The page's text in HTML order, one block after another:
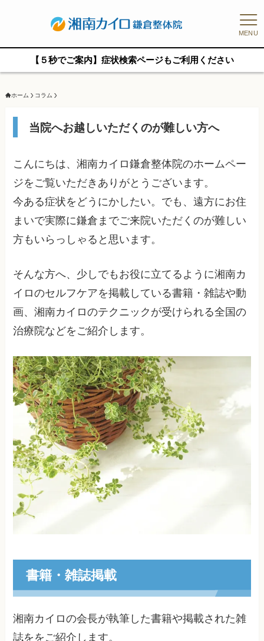
MENU
【５秒でご案内】症状検索ページもご利用ください
ホーム コラム
当院へお越しいただくのが難しい方へ
こんにちは、湘南カイロ鎌倉整体院のホームペー
ジをご覧いただきありがとうございます。
今ある症状をどうにかしたい。でも、遠方にお住
まいで実際に鎌倉までご来院いただくのが難しい
方もいらっしゃると思います。
そんな方へ、少しでもお役に立てるように湘南カ
イロのセルフケアを掲載している書籍・雑誌や動
画、湘南カイロのテクニックが受けられる全国の
治療院などをご紹介します。
書籍・雑誌掲載
湘南カイロの会長が執筆した書籍や掲載された雑
誌ををご紹介します。